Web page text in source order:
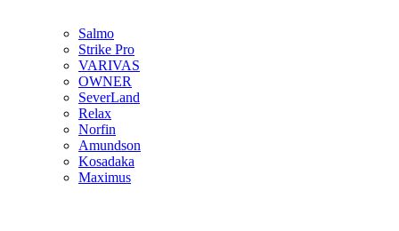
Salmo
Strike Pro
VARIVAS
OWNER
SeverLand
Relax
Norfin
Amundson
Kosadaka
Maximus